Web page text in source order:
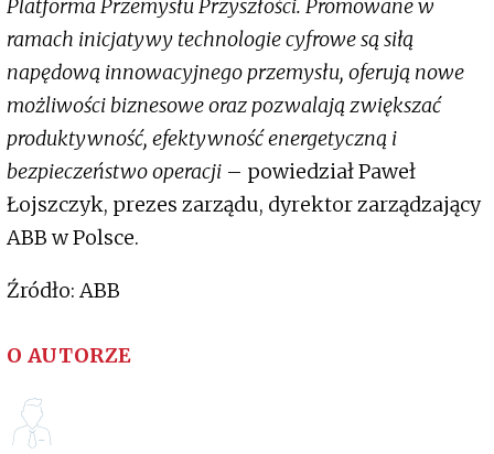
Platforma Przemysłu Przyszłości. Promowane w
ramach inicjatywy technologie cyfrowe są siłą
napędową innowacyjnego przemysłu, oferują nowe
możliwości biznesowe oraz pozwalają zwiększać
produktywność, efektywność energetyczną i
bezpieczeństwo operacji – powiedział Paweł
Łojszczyk, prezes zarządu, dyrektor zarządzający
ABB w Polsce.
Źródło: ABB
O AUTORZE